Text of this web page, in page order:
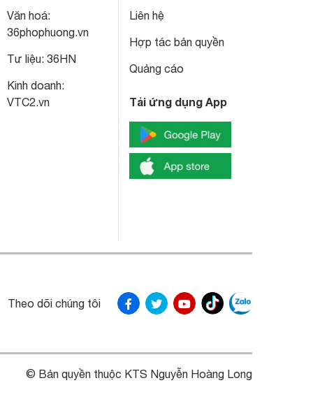
Văn hoá:
36phophuong.vn
Tư liệu: 36HN
Kinh doanh:
VTC2.vn
Liên hệ
Hợp tác bản quyền
Quảng cáo
Tải ứng dụng App
Theo dõi chúng tôi
© Bản quyền thuộc KTS Nguyễn Hoàng Long